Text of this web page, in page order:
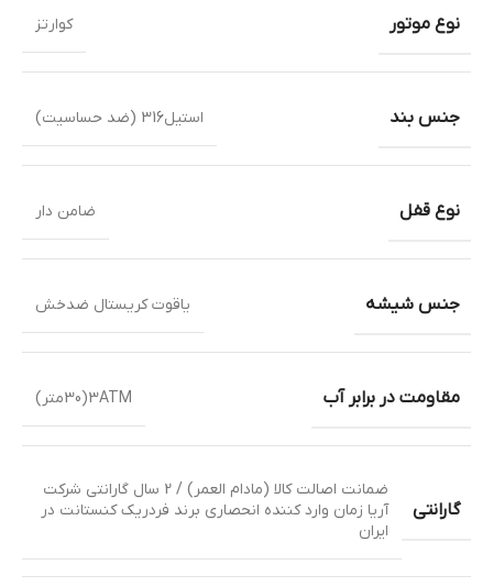
نوع موتور کوارتز
جنس بند استیل316 (ضد حساسیت)
نوع قفل ضامن دار
جنس شیشه یاقوت کریستال ضدخش
مقاومت در برابر آب 3ATM(30متر)
گارانتی
ضمانت اصالت کالا (مادام العمر) / 2 سال گارانتی شرکت
آریا زمان وارد کننده انحصاری برند فردریک کنستانت در
ایران